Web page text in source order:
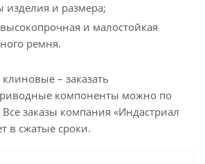
изделия и размера;
и малостойкая
ремня.
– заказать
компоненты можно по
заказы компания «Индастриал
в сжатые сроки.